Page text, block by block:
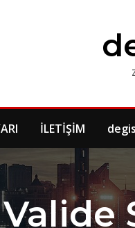
İLETİŞİM